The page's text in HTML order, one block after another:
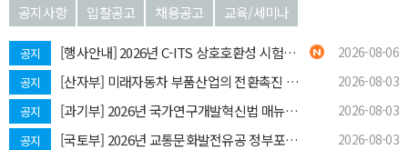
공지사항 입찰공고 채용공고 교육/세미나
공지 [행사안내] 2026년 C-ITS 상호호환성 시험행사(K-Plugtest) 개최 2026-08-06
공지 [산자부] 미래자동차 부품산업의 전환촉진 및 생태계 육성에 관한 규정 2026-08-03
공지 [과기부] 2026년 국가연구개발혁신법 매뉴얼 재배포(7월) 2026-08-03
공지 [국토부] 2026년 교통문화발전유공 정부포상 추천 후보자 공개검증 2026-08-03